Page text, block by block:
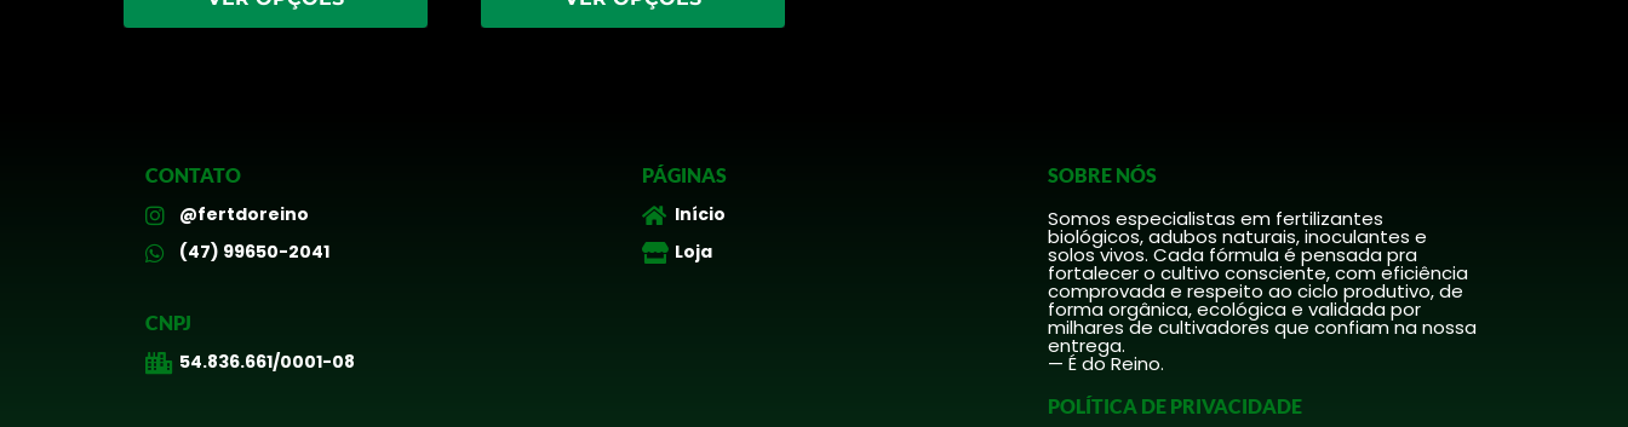
CONTATO
@fertdoreino
(47) 99650-2041
CNPJ
54.836.661/0001-08
PÁGINAS
Início
Loja
SOBRE NÓS
Somos especialistas em fertilizantes
biológicos, adubos naturais, inoculantes e
solos vivos. Cada fórmula é pensada pra
fortalecer o cultivo consciente, com eficiência
comprovada e respeito ao ciclo produtivo, de
forma orgânica, ecológica e validada por
milhares de cultivadores que confiam na nossa
entrega.
— É do Reino.
POLÍTICA DE PRIVACIDADE